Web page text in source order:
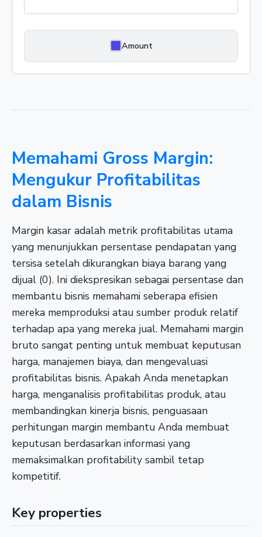
Amount
Memahami Gross Margin:
Mengukur Profitabilitas
dalam Bisnis
Margin kasar adalah metrik profitabilitas utama
yang menunjukkan persentase pendapatan yang
tersisa setelah dikurangkan biaya barang yang
dijual (0). Ini diekspresikan sebagai persentase dan
membantu bisnis memahami seberapa efisien
mereka memproduksi atau sumber produk relatif
terhadap apa yang mereka jual. Memahami margin
bruto sangat penting untuk membuat keputusan
harga, manajemen biaya, dan mengevaluasi
profitabilitas bisnis. Apakah Anda menetapkan
harga, menganalisis profitabilitas produk, atau
membandingkan kinerja bisnis, penguasaan
perhitungan margin membantu Anda membuat
keputusan berdasarkan informasi yang
memaksimalkan profitability sambil tetap
kompetitif.
Key properties